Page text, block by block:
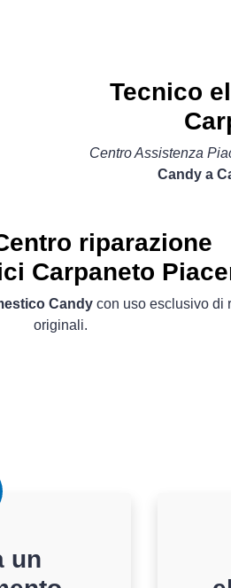
Tecnico
Centro Assistenza
Candy a
riparazione
Carpaneto
Candycon uso esclusivo di
originali.
un